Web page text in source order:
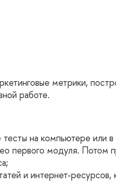
метрики,
работе.
на компьютере или
первого модуля.
и интернет-